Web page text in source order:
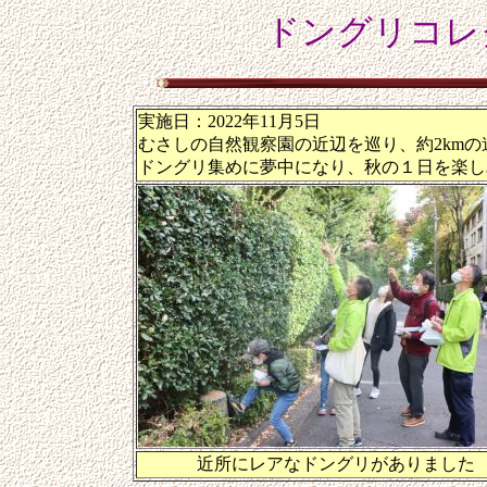
ドングリコ
実施日：2022年11月5日
むさしの自然観察園の近辺を巡り、約2km
ドングリ集めに夢中になり、秋の１日を楽
近所にレアなドングリがありました